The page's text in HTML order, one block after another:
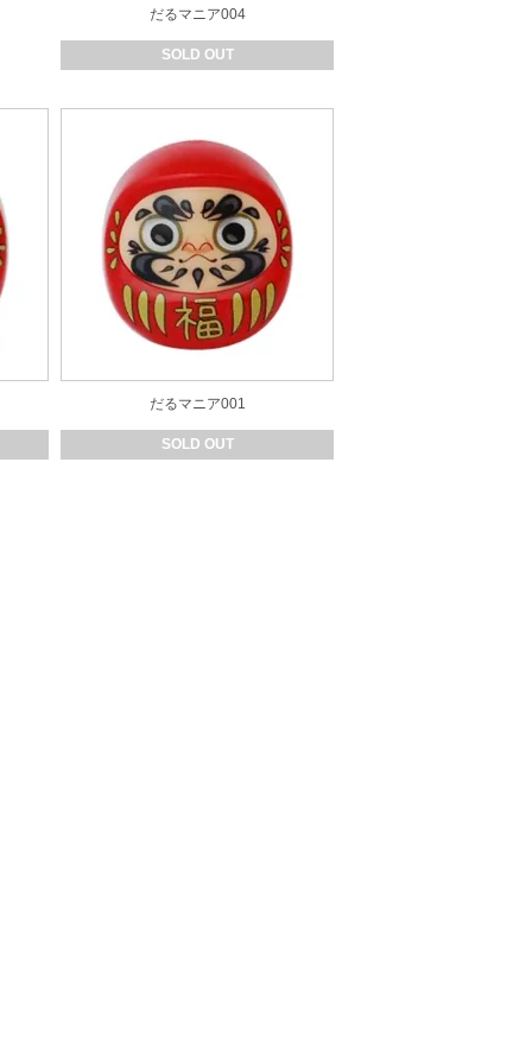
だるマニア004
SOLD OUT
だるマニア001
SOLD OUT